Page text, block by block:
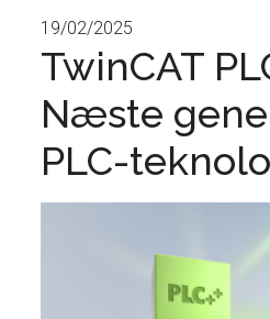
19/02/2025
TwinCAT
Næste
PLC-